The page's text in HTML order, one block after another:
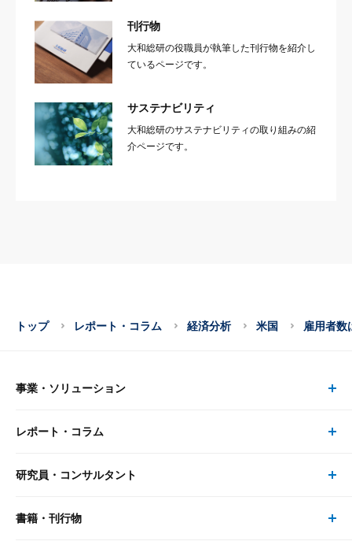
刊行物
大和総研の役職員が執筆した刊行物を紹介し
ているページです。
サステナビリティ
大和総研のサステナビリティの取り組みの紹
介ページです。
トップ レポート・コラム 経済分析 米国 雇用者数
事業・ソリューション
事業・ソリューション トップ
リサーチ
レポート・コラム
レポート・コラム トップ
最新のレポート・コラム
研究員・コンサルタント
研究員・コンサルタント トップ
書籍・刊行物